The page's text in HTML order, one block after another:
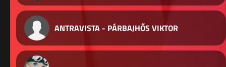
ANTRAVISTA - PÁRBAJHŐS VIKTOR